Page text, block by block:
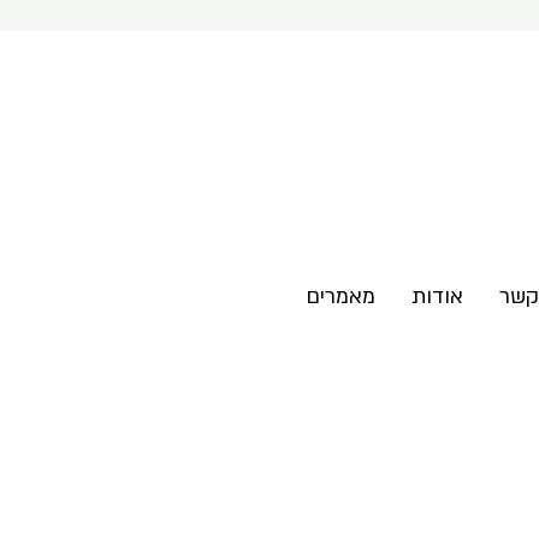
קשר אודות מאמרים